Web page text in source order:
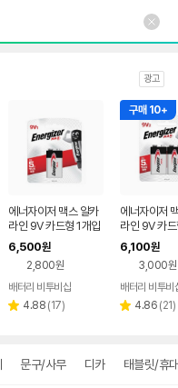
광고
에너자이저 맥스 알카
라인 9V 카드형 1개입
건전지 6LR61 6LF2
2
6,500원
2,800원
배터리 비투비샵
별 4.88 리
(17)
구매 10+
에너자이저
라인 9V 카
건전지
2
6,100원
3,000원
배터리 비투비
별 4.86 리
(21)
문구/사무 디카 태블릿/휴